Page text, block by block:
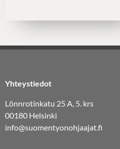
Yhteystiedot
Lönnrotinkatu 25 A, 5. krs
00180 Helsinki
info@suomentyonohjaajat.fi